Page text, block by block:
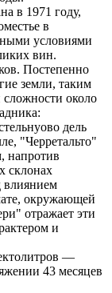
в 1971 году,
в
условиями
вин.
Постепенно
земли, таким
сложности около
дель
"Черретальто"
напротив
склонах
влиянием
окружающей
отражает эти
и
—
43 месяцев